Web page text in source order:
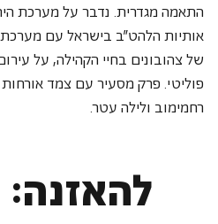
התאמה מגדרית. נדבר על מערכת
אותיות הלהט"ב בישראל עם
של צהובונים בחיי הקהילה, על
פוליטי. פרק מסעיר עם צמד
רחמימוב ולילה עטר.
להאזנה: